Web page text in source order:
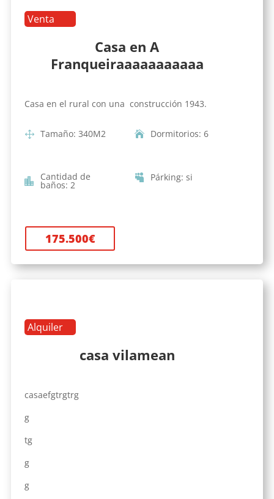
Venta
Casa en A
Franqueiraaaaaaaaaaa
Casa en el rural con una construcción 1943.
Tamaño: 340M2 Dormitorios: 6
Cantidad de
baños: 2
Párking: si
175.500€
Alquiler
casa vilamean
casaefgtrgtrg
g
tg
g
g